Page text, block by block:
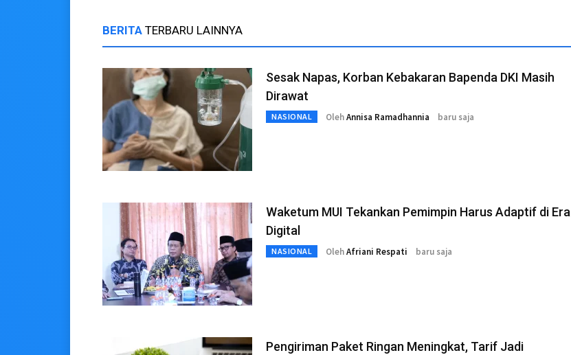
BERITA TERBARU LAINNYA
Sesak Napas, Korban Kebakaran Bapenda DKI Masih
Dirawat
NASIONAL OlehAnnisa Ramadhannia baru saja
Waketum MUI Tekankan Pemimpin Harus Adaptif di Era
Digital
NASIONAL OlehAfriani Respati baru saja
Pengiriman Paket Ringan Meningkat, Tarif Jadi